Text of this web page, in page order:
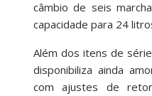
câmbio de seis
capacidade para 24
Além dos itens de
disponibiliza ainda
com ajustes de